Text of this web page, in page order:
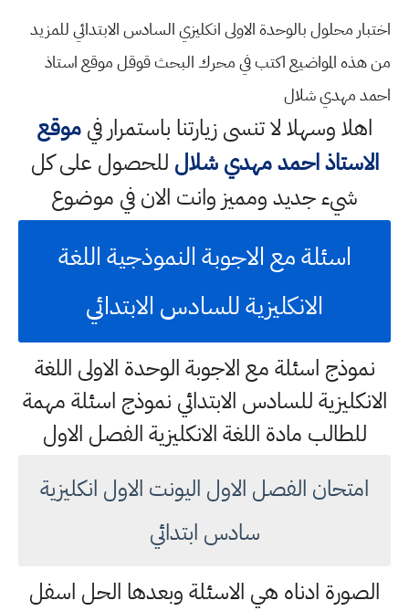
اختبار محلول بالوحدة الاولى انكليزي السادس الابتدائي للمزيد
من هذه المواضيع اكتب في محرك البحث قوقل موقع استاذ
احمد مهدي شلال
اهلا وسهلالا تنسى زيارتنا باستمرار فيموقع
الاستاذ احمد مهدي شلال للحصول على كل
شيء جديد ومميز وانت الان في موضوع
اسئلة مع الاجوبة النموذجية اللغة
الانكليزية للسادس الابتدائي
نموذج اسئلة مع الاجوبة الوحدة الاولى اللغة
الانكليزية للسادس الابتدائي نموذج اسئلة مهمة
للطالب مادة اللغة الانكليزية الفصل الاول
امتحان الفصل الاول اليونت الاول انكليزية
سادس ابتدائي
الصورة ادناه هي الاسئلة وبعدها الحل اسفل